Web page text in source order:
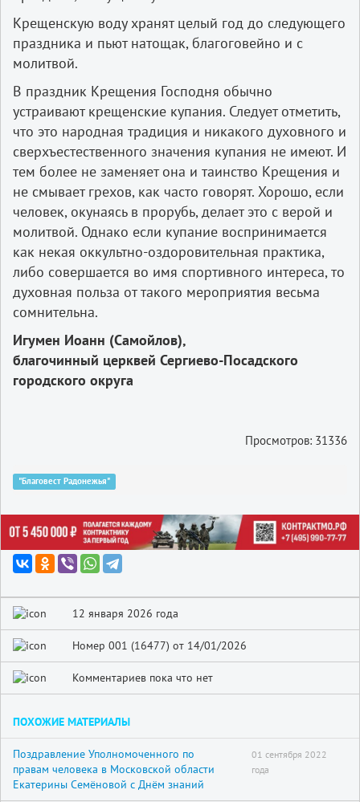
Крещенскую воду хранят целый год до следующего
праздника и пьют натощак, благоговейно и с
молитвой.
В праздник Крещения Господня обычно
устраивают крещенские купания. Следует отметить,
что это народная традиция и никакого духовного и
сверхъестественного значения купания не имеют. И
тем более не заменяет она и таинство Крещения и
не смывает грехов, как часто говорят. Хорошо, если
человек, окунаясь в прорубь, делает это с верой и
молитвой. Однако если купание воспринимается
как некая оккультно-оздоровительная практика,
либо совершается во имя спортивного интереса, то
духовная польза от такого мероприятия весьма
сомнительна.
Игумен Иоанн (Самойлов),
благочинный церквей Сергиево-Посадского
городского округа
Просмотров: 31336
"Благовест Радонежья"
12 января 2026 года
Номер 001 (16477) от 14/01/2026
Комментариев пока что нет
ПОХОЖИЕ МАТЕРИАЛЫ
Поздравление Уполномоченного по
правам человека в Московской области
Екатерины Семёновой с Днём знаний
01 сентября 2022
года